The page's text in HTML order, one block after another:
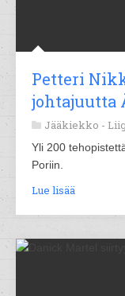
Petteri
johtajuutta
Jääkiekko -
Yli 200
Poriin.
Lue lisää